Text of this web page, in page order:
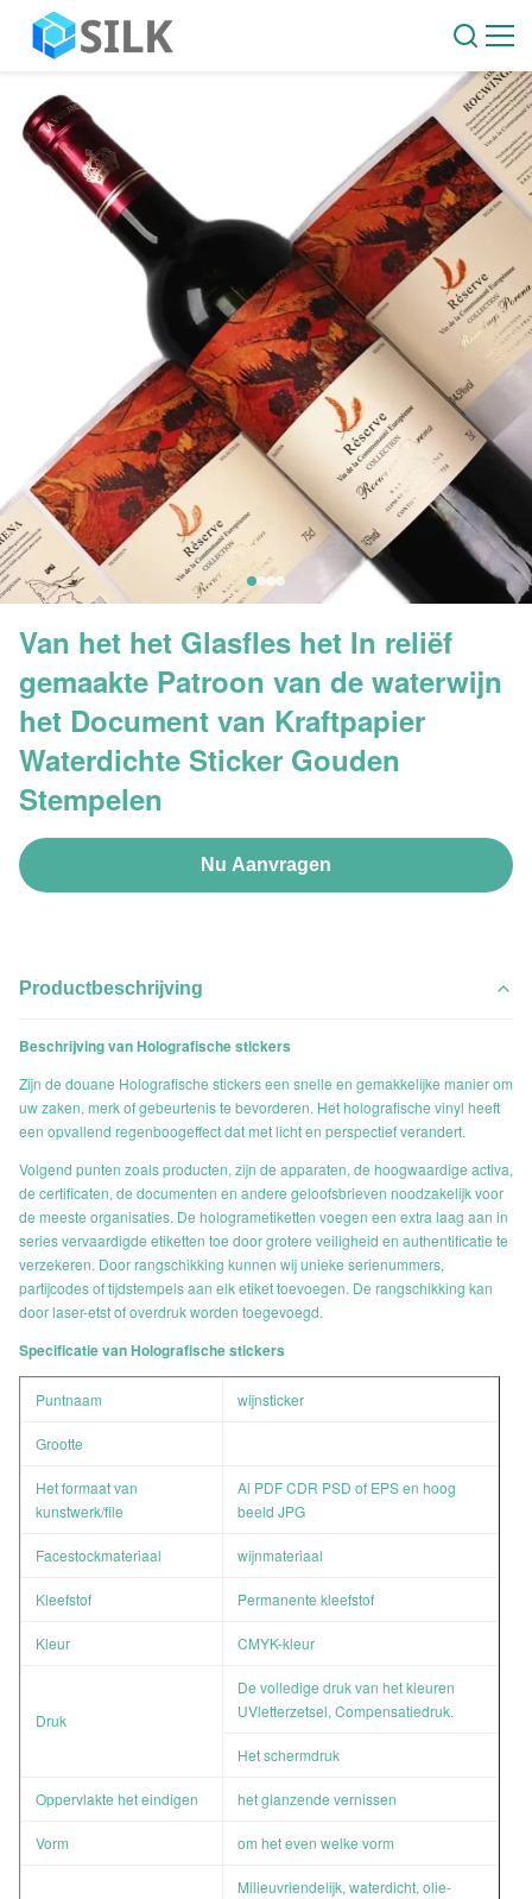
Van het het Glasfles het In reliëf
gemaakte Patroon van de waterwijn
het Document van Kraftpapier
Waterdichte Sticker Gouden
Stempelen
Nu Aanvragen
Productbeschrijving
Beschrijving van Holografische stickers
Zijn de douane Holografische stickers een snelle en gemakkelijke manier om
uw zaken, merk of gebeurtenis te bevorderen. Het holografische vinyl heeft
een opvallend regenboogeffect dat met licht en perspectief verandert.
Volgend punten zoals producten, zijn de apparaten, de hoogwaardige activa,
de certificaten, de documenten en andere geloofsbrieven noodzakelijk voor
de meeste organisaties. De hologrametiketten voegen een extra laag aan in
series vervaardigde etiketten toe door grotere veiligheid en authentificatie te
verzekeren. Door rangschikking kunnen wij unieke serienummers,
partijcodes of tijdstempels aan elk etiket toevoegen. De rangschikking kan
door laser-etst of overdruk worden toegevoegd.
Specificatie van Holografische stickers
Puntnaam wijnsticker
Grootte
Het formaat van
kunstwerk/file
Ai PDF CDR PSD of EPS en hoog
beeld JPG
Facestockmateriaal wijnmateriaal
Kleefstof Permanente kleefstof
Kleur CMYK-kleur
Druk
De volledige druk van het kleuren
UVletterzetsel, Compensatiedruk.
Het schermdruk
Oppervlakte het eindigen het glanzende vernissen
Vorm om het even welke vorm
Milieuvriendelijk, waterdicht, olie-